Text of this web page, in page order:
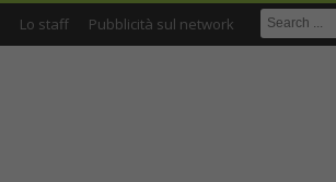
Lo staff Pubblicità sul network